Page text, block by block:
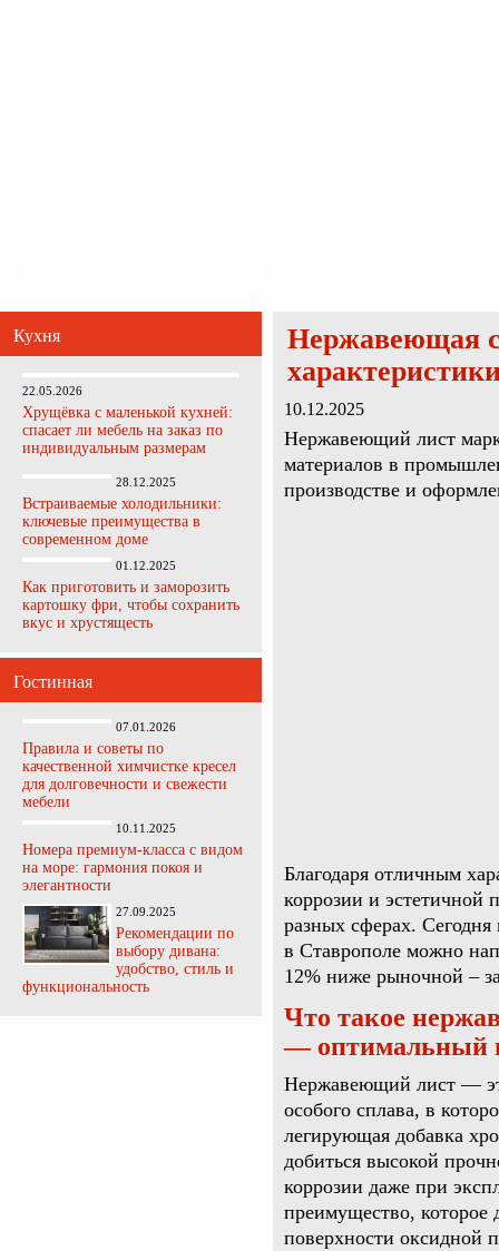
Кухня
22.05.2026
Хрущёвка с маленькой кухней:
спасает ли мебель на заказ по
индивидуальным размерам
28.12.2025
Встраиваемые холодильники:
ключевые преимущества в
современном доме
01.12.2025
Как приготовить и заморозить
картошку фри, чтобы сохранить
вкус и хрустящесть
Гостинная
07.01.2026
Правила и советы по
качественной химчистке кресел
для долговечности и свежести
мебели
10.11.2025
Номера премиум-класса с видом
на море: гармония покоя и
элегантности
27.09.2025
Рекомендации по
выбору дивана:
удобство, стиль и
функциональность
Нержавеющая
10.12.2025
Нержавеющий лист
материалов в
производстве и
Благодаря отличным
коррозии и эстетичной
разных сферах.
в Ставрополе можно
12% ниже рыночной –
Что такое
— оптимальный
Нержавеющий лист —
особого сплава, в
легирующая добавка
добиться высокой
коррозии даже при
преимущество,
поверхности оксидной